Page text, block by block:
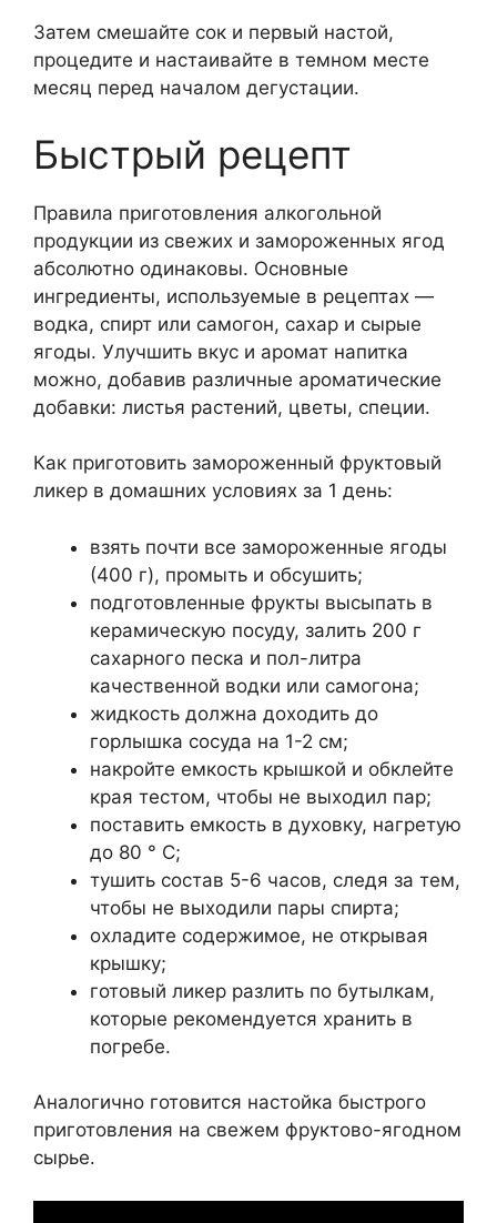
Затем смешайте сок и первый настой,
процедите и настаивайте в темном месте
месяц перед началом дегустации.
Быстрый рецепт
Правила приготовления алкогольной
продукции из свежих и замороженных ягод
абсолютно одинаковы. Основные
ингредиенты, используемые в рецептах —
водка, спирт или самогон, сахар и сырые
ягоды. Улучшить вкус и аромат напитка
можно, добавив различные ароматические
добавки: листья растений, цветы, специи.
Как приготовить замороженный фруктовый
ликер в домашних условиях за 1 день:
взять почти все замороженные ягоды
(400 г), промыть и обсушить;
подготовленные фрукты высыпать в
керамическую посуду, залить 200 г
сахарного песка и пол-литра
качественной водки или самогона;
жидкость должна доходить до
горлышка сосуда на 1-2 см;
накройте емкость крышкой и обклейте
края тестом, чтобы не выходил пар;
поставить емкость в духовку, нагретую
до 80 ° С;
тушить состав 5-6 часов, следя за тем,
чтобы не выходили пары спирта;
охладите содержимое, не открывая
крышку;
готовый ликер разлить по бутылкам,
которые рекомендуется хранить в
погребе.
Аналогично готовится настойка быстрого
приготовления на свежем фруктово-ягодном
сырье.